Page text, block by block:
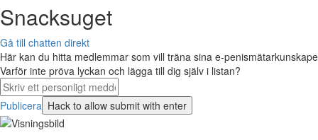
Snacksuget
Gå till chatten direkt
Här kan du hitta medlemmar som vill träna sina e-
Varför inte pröva lyckan och lägga till dig själv i listan?
Publicera